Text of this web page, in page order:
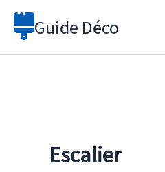
Aller
Guide Déco
Escalier